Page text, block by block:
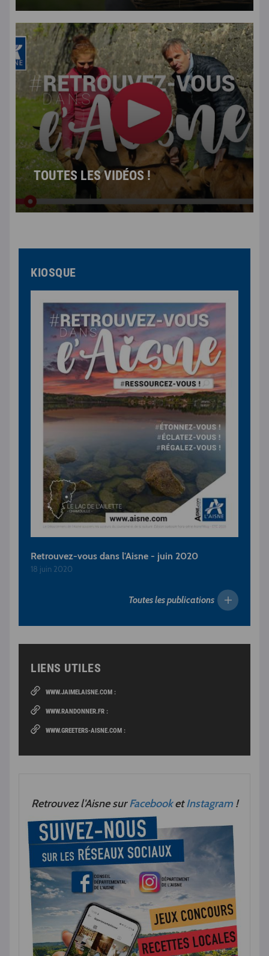
TOUTES LES VIDÉOS !
KIOSQUE
Retrouvez-vous dans l'Aisne - juin 2020
18 juin 2020
Toutes les publications
LIENS UTILES
WWW.JAIMELAISNE.COM :
WWW.RANDONNER.FR :
WWW.GREETERS-AISNE.COM :
Retrouvez l'Aisne surFacebooketInstagram !